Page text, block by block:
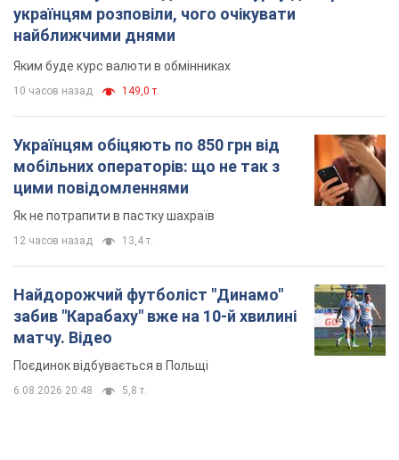
цими повідомленнями
Як не потрапити в пастку шахраїв
12 часов назад 13,4 т.
Найдорожчий футболіст "Динамо"
забив "Карабаху" вже на 10-й хвилині
матчу. Відео
Поєдинок відбувається в Польщі
6.08.2026 20:48 5,8 т.